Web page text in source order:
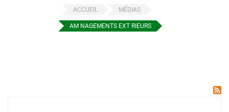
ACCUEIL MÉDIAS
AM NAGEMENTS EXT RIEURS